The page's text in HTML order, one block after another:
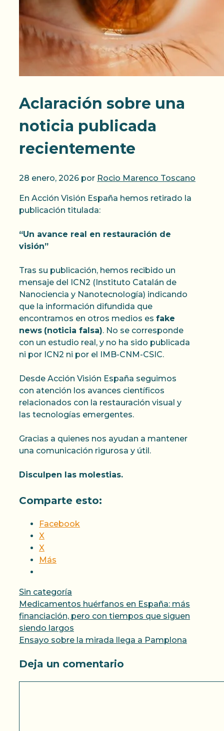
Aclaración sobre una
noticia publicada
recientemente
28 enero, 2026 por Rocio Marenco Toscano
En Acción Visión España hemos retirado la
publicación titulada:
“Un avance real en restauración de
visión”
Tras su publicación, hemos recibido un
mensaje del ICN2 (Instituto Catalán de
Nanociencia y Nanotecnología) indicando
que la información difundida que
encontramos en otros medios es fake
news (noticia falsa). No se corresponde
con un estudio real, y no ha sido publicada
ni por ICN2 ni por el IMB-CNM-CSIC.
Desde Acción Visión España seguimos
con atención los avances científicos
relacionados con la restauración visual y
las tecnologías emergentes.
Gracias a quienes nos ayudan a mantener
una comunicación rigurosa y útil.
Disculpen las molestias.
Comparte esto:
Facebook
X
X
Más
Categorías
Sin categoría
Medicamentos huérfanos en España: más
financiación, pero con tiempos que siguen
siendo largos
Ensayo sobre la mirada llega a Pamplona
Deja un comentario